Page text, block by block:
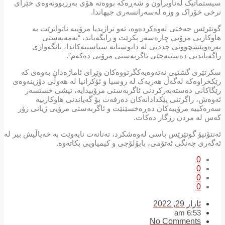
لەناوبراون و شەڕەکە بووەتە ھۆی بەرزبوونەوەی خێرای
خۆراک و وزە لەسەرانسەری جیھاندا.
جەختی لەوەکردەوە، ئەو تراژیدیا مرۆییە ناتوانرێت بە
مرۆیی چارەسەر بکرێت و رایگەیاند، “بەمەبەستی
جددیی لە دانوستانە سیاسییەکاندا، بانگەوازی
دەستبەجێی ئاگربەستی مرۆیی دەکەم”.
گشتیی نەتەوەیەکگرتووەکان وێڕای ئاماژەدان بەوەی کە
لەگەڵ ھەریەک لە روسیا و ئۆکرانیا لە ھەوڵی دۆزینەوەی
دەستەبەرکردنی ئاگربەستی مرۆییدایە، تیشی خستسەر
راگرتنی پێکدادانەکان دەرفەت بۆ گەیاندنی ھاوکارییە
مرۆییەکان دەڕەخسێنێت و ئاگربەستی مرۆیی ژیانی زۆر
لە مردن رزگار دەکات.
گوتێرێس باسی لەوەشکرد، تەنانەت نایەوێت بە خەیاڵیش بیر لە
جەنگی ئەتۆمی، بایۆلۆجی و کیمیاویی بکاتەوە.
0
0
0
0
ئازار 29, 2022
6:53 am
No Comments